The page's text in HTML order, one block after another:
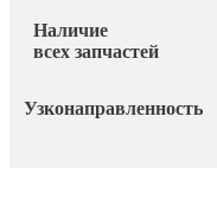
Наличие
всех запчастей
Узконаправленность